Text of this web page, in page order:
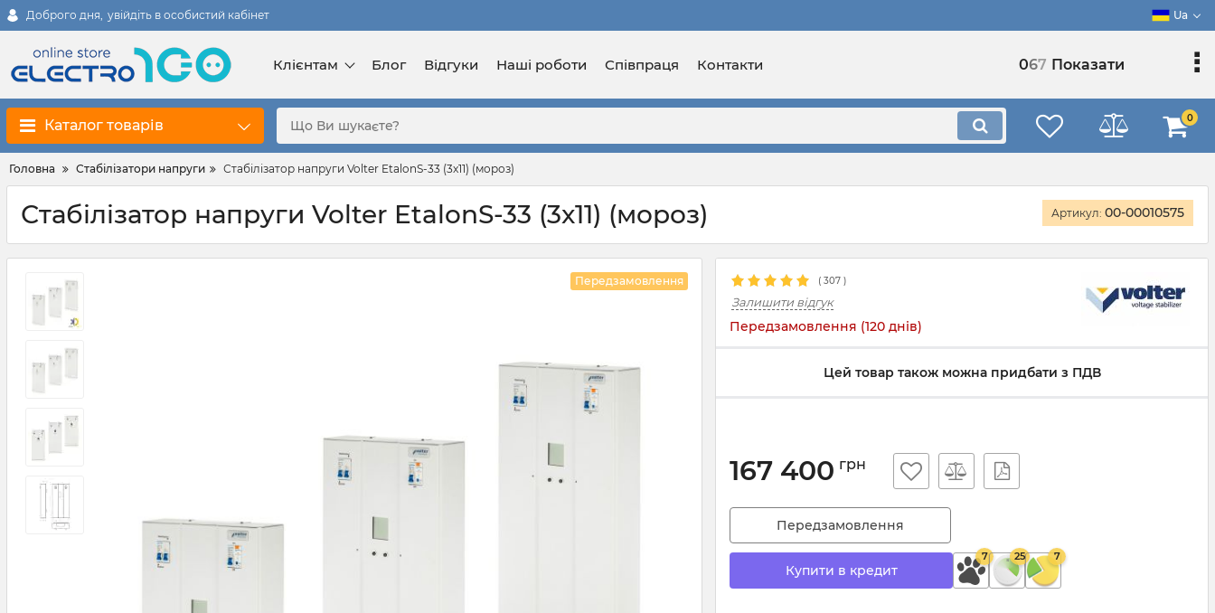
Доброго дня, увійдіть в особистий кабінет Ua
Клієнтам Блог Відгуки Наші роботи Співпраця Контакти 067 Показати
Каталог товарів 0
Головна Стабілізатори напруги Стабілізатор напруги Volter EtalonS-33 (3x11) (мороз)
Стабілізатор напруги Volter EtalonS-33 (3x11) (мороз) Артикул: 00-00010575
Передзамовлення ( 307 )
Залишити відгук
Передзамовлення (120 днів)
Цей товар також можна придбати з ПДВ
167 400 грн
Передзамовлення
Купити в кредит
7 25 7